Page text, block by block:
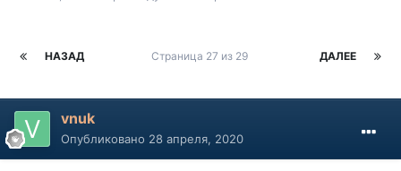
НАЗАД ДАЛЕЕ
Страница 27 из 29
vnuk
Опубликовано 28 апреля, 2020